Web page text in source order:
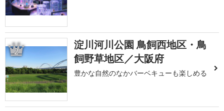
2
淀川河川公園 鳥飼西地区・鳥
飼野草地区／大阪府
豊かな自然のなかバーベキューも楽しめる